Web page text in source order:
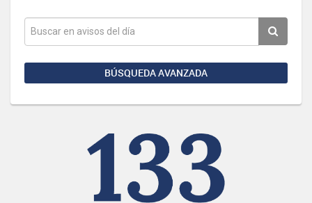
BÚSQUEDA AVANZADA